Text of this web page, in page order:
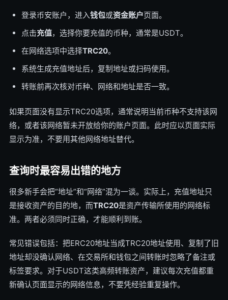
登录币安账户，进入钱包或资金账户页面。
点击充值，选择你要充值的币种，通常是USDT。
在网络选项中选择TRC20。
系统生成充值地址后，复制地址或扫码使用。
转账前再次核对币种、网络和地址是否一致。
如果页面没有显示TRC20选项，通常说明当前币种不支持该网
络，或者该网络暂未开放给你的账户页面。此时应以页面实际
显示为准，不要用其他网络地址替代。
查询时最容易出错的地方
很多新手会把“地址”和“网络”混为一谈。实际上，充值地址只
是接收资产的目的地，而TRC20是资产传输所使用的网络标
准。两者必须同时正确，才能顺利到账。
常见错误包括：把ERC20地址当成TRC20地址使用、复制了旧
地址却没确认网络、在交易所和钱包之间转账时忽略了备注或
标签要求。对于USDT这类高频转账资产，建议每次充值都重
新确认页面显示的网络信息，不要凭经验重复操作。